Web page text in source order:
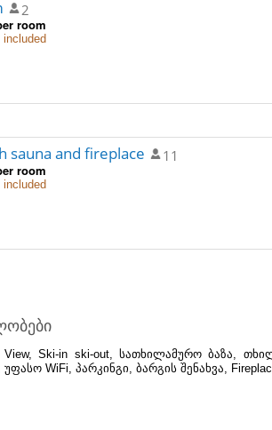
2
room
included
sauna and fireplace 11
room
included
Ski-in ski-out, სათხილამურო ბაზა,
WiFi, პარკინგი, ბარგის შენახვა,